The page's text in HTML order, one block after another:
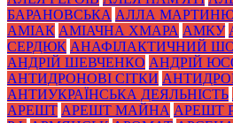
БАРАНОВСЬКА АЛЛА
АМІАК АМІАЧНА ХМАРА АМКУ
СЕРДЮК АНАФІЛАКТИЧНИЙ
АНДРІЙ ШЕВЧЕНКО АНДРІЙ
АНТИДРОНОВІ СІТКИ
АНТИУКРАЇНСЬКА ДЕЯЛЬНІСТЬ
АРЕШТ АРЕШТ МАЙНА АРЕШТ